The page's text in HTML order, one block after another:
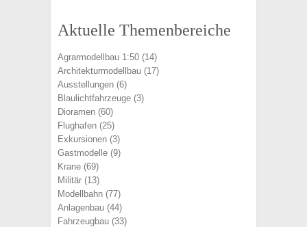
Aktuelle Themenbereiche
Agrarmodellbau 1:50 (14)
Architekturmodellbau (17)
Ausstellungen (6)
Blaulichtfahrzeuge (3)
Dioramen (60)
Flughafen (25)
Exkursionen (3)
Gastmodelle (9)
Krane (69)
Militär (13)
Modellbahn (77)
Anlagenbau (44)
Fahrzeugbau (33)